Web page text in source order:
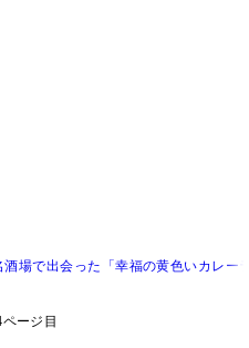
酒場で出会った「幸福の黄色いカレ
ページ目